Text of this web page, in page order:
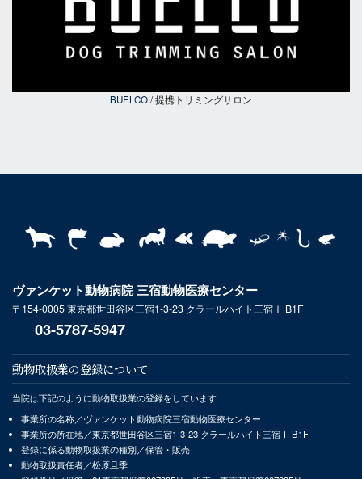
BUELCO/ 提携トリミングサロン
ヴァンケット動物病院 三宿動物医療センター
〒154-0005 東京都世田谷区三宿1-3-23 クラールハイト三宿Ⅰ B1F
03-5787-5947
動物取扱業の登録について
当院は下記のように動物取扱業の登録をしています
事業所の名称／ヴァンケット動物病院三宿動物医療センター
事業所の所在地／東京都世田谷区三宿1-3-23 クラールハイト三宿Ⅰ B1F
登録に係る動物取扱業の種別／保管・販売
動物取扱責任者／松原且季